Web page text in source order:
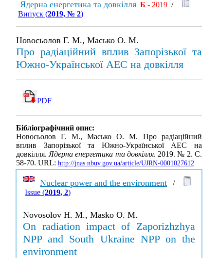
Ядерна енергетика та довкілля Б - 2019 /
Випуск (2019, № 2)
Новосьолов Г. М., Масько О. М.
Про радіаційний вплив Запорізької та
Южно-Української АЕС на довкілля
PDF
Бібліографічний опис:
Новосьолов Г. М., Масько О. М. Про радіаційний
вплив Запорізької та Южно-Української АЕС на
довкілля.Ядерна енергетика та довкілля. 2019. № 2. С.
58-70. URL: http://jnas.nbuv.gov.ua/article/UJRN-0001027612
Nuclear power and the environment /
Issue (2019, 2)
Novosolov H. M., Masko O. M.
On radiation impact of Zaporizhzhya
NPP and South Ukraine NPP on the
environment